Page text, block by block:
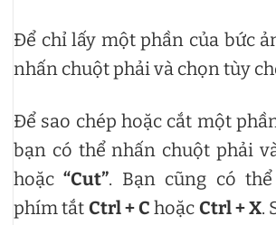
Để chỉ lấy một phần của bức
nhấn chuột phải và chọn tùy
Để sao chép hoặc cắt một
bạn có thể nhấn chuột phải
hoặc“Cut”. Bạn cũng có
phím tắt Ctrl + Choặc Ctrl + X.